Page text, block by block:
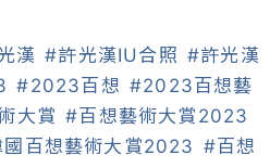
漢 #許光漢IU合照 #許光漢
#2023百想 #2023百想藝
大賞 #百想藝術大賞2023
百想藝術大賞2023 #百想